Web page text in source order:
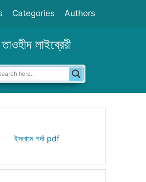
Categories Authors
তাওহীদ লাইব্রেরী
ইসলামে পর্দা pdf